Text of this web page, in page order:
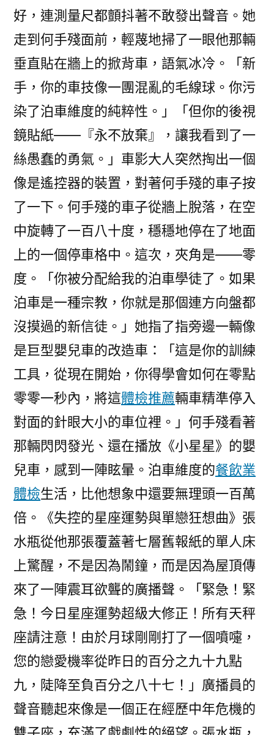
好，連測量尺都顫抖著不敢發出聲音。她
走到何手殘面前，輕蔑地掃了一眼他那輛
垂直貼在牆上的掀背車，語氣冰冷。「新
手，你的車技像一團混亂的毛線球。你污
染了泊車維度的純粹性。」「但你的後視
鏡貼紙——『永不放棄』，讓我看到了一
絲愚蠢的勇氣。」車影大人突然掏出一個
像是遙控器的裝置，對著何手殘的車子按
了一下。何手殘的車子從牆上脫落，在空
中旋轉了一百八十度，穩穩地停在了地面
上的一個停車格中。這次，夾角是——零
度。「你被分配給我的泊車學徒了。如果
泊車是一種宗教，你就是那個連方向盤都
沒摸過的新信徒。」她指了指旁邊一輛像
是巨型嬰兒車的改造車：「這是你的訓練
工具，從現在開始，你得學會如何在零點
零零一秒內，將這體檢推薦輛車精準停入
對面的針眼大小的車位裡。」何手殘看著
那輛閃閃發光、還在播放《小星星》的嬰
兒車，感到一陣眩暈。泊車維度的餐飲業
體檢生活，比他想象中還要無理頭一百萬
倍。《失控的星座運勢與單戀狂想曲》張
水瓶從他那張覆蓋著七層舊報紙的單人床
上驚醒，不是因為鬧鐘，而是因為屋頂傳
來了一陣震耳欲聾的廣播聲。「緊急！緊
急！今日星座運勢超級大修正！所有天秤
座請注意！由於月球剛剛打了一個噴嚏，
您的戀愛機率從昨日的百分之九十九點
九，陡降至負百分之八十七！」廣播員的
聲音聽起來像是一個正在經歷中年危機的